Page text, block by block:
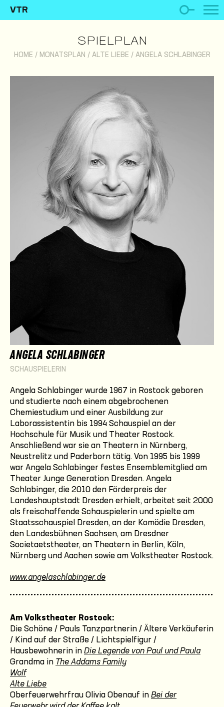
VTR
SPIELPLAN
HOME / MONATSPLAN / ALTE LIEBE / ANGELA SCHLABINGER
ANGELA SCHLABINGER
SCHAUSPIELERIN
Angela Schlabinger wurde 1967 in Rostock geboren
und studierte nach einem abgebrochenen
Chemiestudium und einer Ausbildung zur
Laborassistentin bis 1994 Schauspiel an der
Hochschule für Musik und Theater Rostock.
Anschließend war sie an Theatern in Nürnberg,
Neustrelitz und Paderborn tätig. Von 1995 bis 1999
war Angela Schlabinger festes Ensemblemitglied am
Theater Junge Generation Dresden. Angela
Schlabinger, die 2010 den Förderpreis der
Landeshauptstadt Dresden erhielt, arbeitet seit 2000
als freischaffende Schauspielerin und spielte am
Staatsschauspiel Dresden, an der Komödie Dresden,
den Landesbühnen Sachsen, am Dresdner
Societaetstheater, an Theatern in Berlin, Köln,
Nürnberg und Aachen sowie am Volkstheater Rostock.
www.angelaschlabinger.de
Am Volkstheater Rostock:
Die Schöne / Pauls Tanzpartnerin / Ältere Verkäuferin
/ Kind auf der Straße / Lichtspielfigur /
Hausbewohnerin in Die Legende von Paul und Paula
Grandma in The Addams Family
Wolf
Alte Liebe
Oberfeuerwehrfrau Olivia Obenauf in Bei der